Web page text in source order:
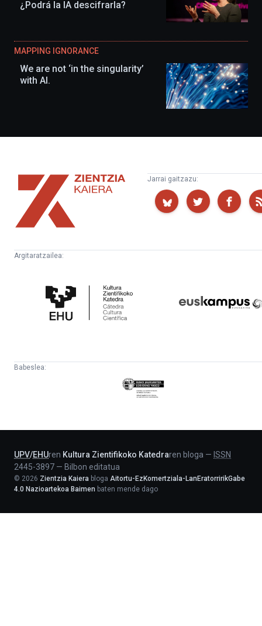
¿Podrá la IA descifrarla?
MAPPING IGNORANCE
We are not ‘in the singularity’
with AI.
Zientzia
Kaiera
Jarrai gaitzazu:
Argitaratzailea:
Zientifikoko
Katedra
Babeslea:
Eusko
Jaurlaritza
UPV/EHUren Kultura Zientifikoko Katedraren bloga — ISSN
2445-3897 — Bilbon editatua
© 2026 Zientzia Kaiera bloga Aitortu-EzKomertziala-LanEratorririkGabe
4.0 Nazioartekoa Baimen baten mende dago